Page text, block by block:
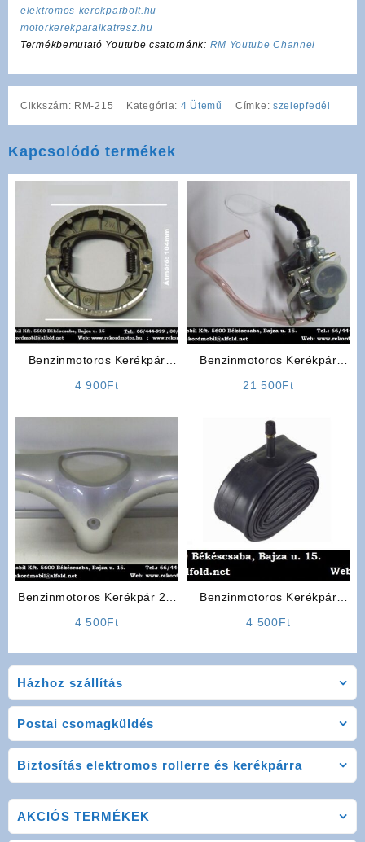
Házhoz szállítás
Postai csomagküldés
Biztosítás elektromos rollerre és kerékpárra
elektromos-kerekparbolt.hu
motorkerekparalkatresz.hu
Termékbemutató Youtube csatornánk: RM Youtube Channel
Cikkszám: RM-215 Kategória: 4 Ütemű Címke: szelepfedél
Kapcsolódó termékek
Benzinmotoros Kerékpár
4 900Ft
Benzinmotoros Kerékpár
21 500Ft
Benzinmotoros Kerékpár 2T,
4 500Ft
Benzinmotoros Kerékpár
4 500Ft
AKCIÓS TERMÉKEK